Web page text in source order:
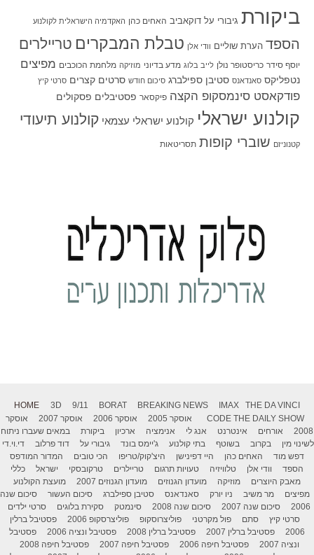
ביקורת גיבורי על דוקאביב האחים כהן האקדמיה הישראלית לקולנוע
הספד הערת שוליים וודי אלן טבלת המבקרים טריילרים
יוסף סידר כריסטופר נולן לייב בלוג מדע בדיוני מוזיקה מלחמת הכוכבים מפיצים
נטפליקס סאנדאנס סטיבן ספילברג סיכום חודש סרטים קצרים סרטי קיץ
פודקאסט סינמסקופ הקצה פיקסאר פסטיבלים פסקולים
קולנוע ישראלי קולנוע ישראלי עצמאי קולנוע תיעודי
קטנוניזם שוברי קופות תסריטאות
HOME 3D 9/11 BORAT BREAKING NEWS IMAX
THE DA VINCI
CODE THE DAILY SHOW אוסקר 2005 אוסקר 2006 אוסקר 2007
אוסקר
2008
אורחים אינטרנט אנג לי אנימציה ארכיון ביקורת
במאים שעברו ניתוח
לשינוי מין
בקרוב בשוטף בתי קולנוע ג'יימס בונד גיבורי על דוד פרלוב
די.וי.די
דפש מוד
האחים כהן היי דפינישן היצ'קוק/טריפו הכי טובים
המדור המודפס
הספד
וודי אלן טלוויזיה טעויות תרגום טריילרים טרקובסקי ישראל
כללי
מאבק היוצרים
מוזיקה מועדון הגנוזים מועדון הגנוזים 2007
מועצת הקולנוע
מפיצים
מר משיב ניו יורק סאנדאנס סטיבן ספילברג סיכום העשור
סיכום שנה
2006
סיכום שנה 2007 סיכום שנה 2008 סינמטק סקירת בלוגים
סרטי ילדים
סרטי קיץ
סתם פול מקרטני פוליצרוסקופ פוליצרסקופ 2006
פסטיבל ברלין
2006
פסטיבל ברלין 2007 פסטיבל ברלין 2008 פסטיבל ונציה 2006
פסטיבל
ונציה 2007
פסטיבל חיפה 2006 פסטיבל חיפה 2007
פסטיבל חיפה 2008